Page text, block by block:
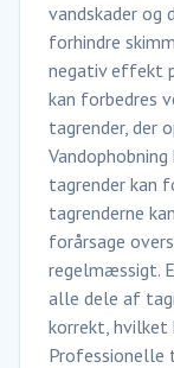
vandskader og
forhindre
negativ effekt
kan forbedres
tagrender, der
tagrender kan
tagrenderne
forårsage
regelmæssigt.
alle dele af
korrekt,
Professionelle